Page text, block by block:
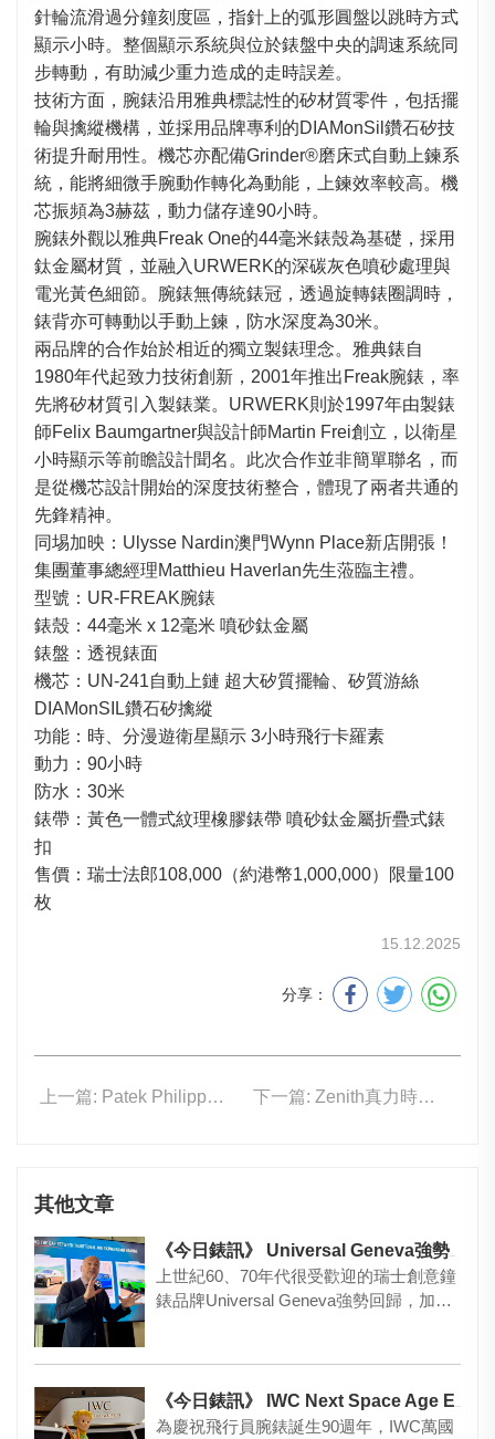
針輪流滑過分鐘刻度區，指針上的弧形圓盤以跳時方式
顯示小時。整個顯示系統與位於錶盤中央的調速系統同
步轉動，有助減少重力造成的走時誤差。
技術方面，腕錶沿用雅典標誌性的矽材質零件，包括擺
輪與擒縱機構，並採用品牌專利的DIAMonSil鑽石矽技
術提升耐用性。機芯亦配備Grinder®磨床式自動上鍊系
統，能將細微手腕動作轉化為動能，上鍊效率較高。機
芯振頻為3赫茲，動力儲存達90小時。
腕錶外觀以雅典Freak One的44毫米錶殼為基礎，採用
鈦金屬材質，並融入URWERK的深碳灰色噴砂處理與
電光黃色細節。腕錶無傳統錶冠，透過旋轉錶圈調時，
錶背亦可轉動以手動上鍊，防水深度為30米。
兩品牌的合作始於相近的獨立製錶理念。雅典錶自
1980年代起致力技術創新，2001年推出Freak腕錶，率
先將矽材質引入製錶業。URWERK則於1997年由製錶
師Felix Baumgartner與設計師Martin Frei創立，以衛星
小時顯示等前瞻設計聞名。此次合作並非簡單聯名，而
是從機芯設計開始的深度技術整合，體現了兩者共通的
先鋒精神。
同埸加映：Ulysse Nardin澳門Wynn Place新店開張！
集團董事總經理Matthieu Haverlan先生蒞臨主禮。
型號：UR-FREAK腕錶
錶殼：44毫米 x 12毫米 噴砂鈦金屬
錶盤：透視錶面
機芯：UN-241自動上鏈 超大矽質擺輪、矽質游絲
DIAMonSIL鑽石矽擒縱
功能：時、分漫遊衛星顯示 3小時飛行卡羅素
動力：90小時
防水：30米
錶帶：黃色一體式紋理橡膠錶帶 噴砂鈦金屬折疊式錶
扣
售價：瑞士法郎108,000（約港幣1,000,000）限量100
枚
15.12.2025
分享：
上一篇: Patek Philippe 7340/1R Twenty~4萬年曆腕錶 下一篇: Zenith真力時首次在八角形表殼搭載El Primero計時機芯！
其他文章
上世紀60、70年代很受歡迎的瑞士創意鐘
錶品牌Universal Geneva強勢回歸，加入
為慶祝飛行員腕錶誕生90週年，IWC萬國